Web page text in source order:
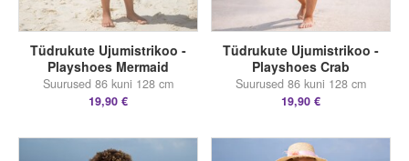
Tüdrukute Ujumistrikoo -
Playshoes Mermaid
Suurused 86 kuni 128 cm
19,90 €
Tüdrukute Ujumistrikoo -
Playshoes Crab
Suurused 86 kuni 128 cm
19,90 €